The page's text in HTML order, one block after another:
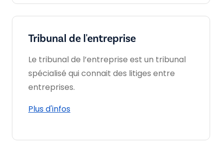
Tribunal de l'entreprise
Le tribunal de l’entreprise est un tribunal
spécialisé qui connait des litiges entre
entreprises.
Plus d'infos